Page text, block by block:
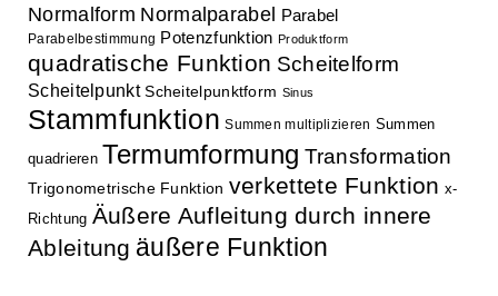
Normalform Normalparabel Parabel
Parabelbestimmung Potenzfunktion Produktform
quadratische Funktion Scheitelform
Scheitelpunkt Scheitelpunktform Sinus
Stammfunktion Summen multiplizieren Summen
quadrieren Termumformung Transformation
Trigonometrische Funktion verkettete Funktion x-
Richtung Äußere Aufleitung durch innere
Ableitung äußere Funktion